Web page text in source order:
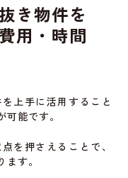
になります。
地を確認す
く、必ず現地で確認を
ムーズさなどは、現
き物件を
用・時間
上手に活用すること
能です。
を押さえることで、
す。